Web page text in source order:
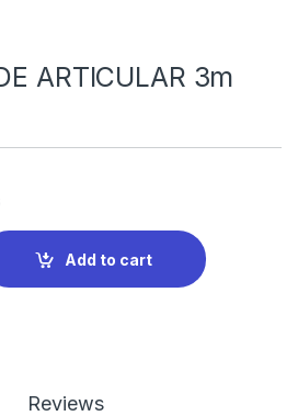
ARTICULAR 3m
Add to cart
Reviews